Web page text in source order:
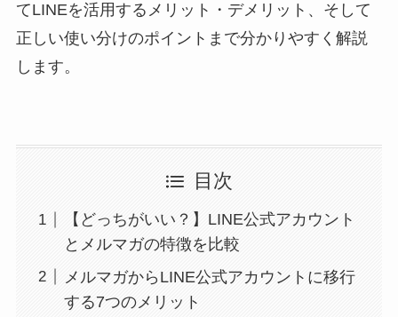
てLINEを活用するメリット・デメリット、そして
正しい使い分けのポイントまで分かりやすく解説
します。
目次
【どっちがいい？】LINE公式アカウント
とメルマガの特徴を比較
メルマガからLINE公式アカウントに移行
する7つのメリット